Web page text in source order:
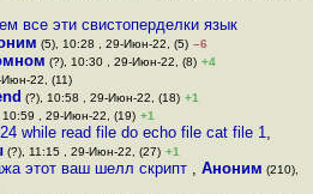
все эти свистоперделки язык
(5), 10:28 , 29-Июн-22, (5) –6
(?), 10:30 , 29-Июн-22, (8) +4
22, (11)
(?), 10:58 , 29-Июн-22, (18) +1
10:59 , 29-Июн-22, (19) +1
while read file do echo file cat file 1,
(?), 11:15 , 29-Июн-22, (27) +1
этот ваш шелл скрипт ,Аноним (210),